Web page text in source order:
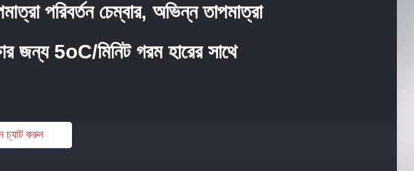
পরিবর্তন চেম্বার, অভিন্ন তাপমাত্রা
জন্য 5oC/মিনিট গরম হারের সাথে
চ্যাট করুন